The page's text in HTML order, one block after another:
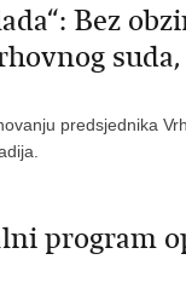
Bez
suda,
predsjednika
program